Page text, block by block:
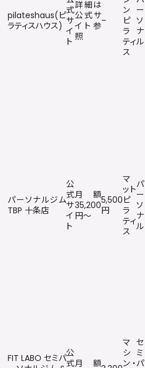
pilateshaus(ピ
ラティスハウス)
式
サ
イ
ト
詳細は
公式サ
イト参
照
–
ン
ピ
ラ
ティ
ス
ー
ソ
ナ
ル
パーソナルジム
TBP 十条店
公
式
サ
イ
ト
月額
35,200
円〜
5,500
円
マ
ット
ピ
ラ
ティ
ス
パ
ー
ソ
ナ
ル
FIT LABO セミパ公
式月額
マ
シ
ン・
セ
ミ
パ